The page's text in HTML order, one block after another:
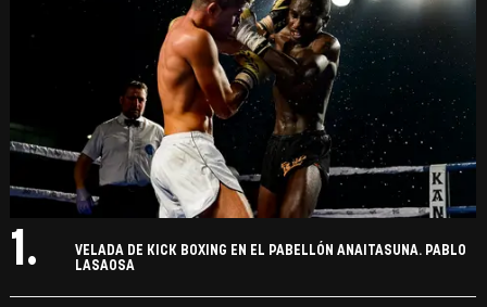
1.
VELADA DE KICK BOXING EN EL PABELLÓN ANAITASUNA. PABLO
LASAOSA